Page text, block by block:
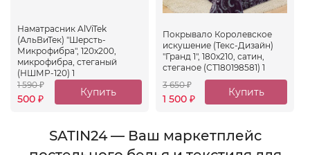
Наматрасник AlViTek
(АльВиТек) "Шерсть-
Микрофибра", 120x200,
микрофибра, стеганый
(НШМР-120) 1
1 590₽
500 ₽
Купить
Покрывало Королевское
искушение (Текс-Дизайн)
"Гранд 1", 180x210, сатин,
стеганое (СТ180198581) 1
3 650₽
1 500 ₽
Купить
SATIN24 — Ваш маркетплейс